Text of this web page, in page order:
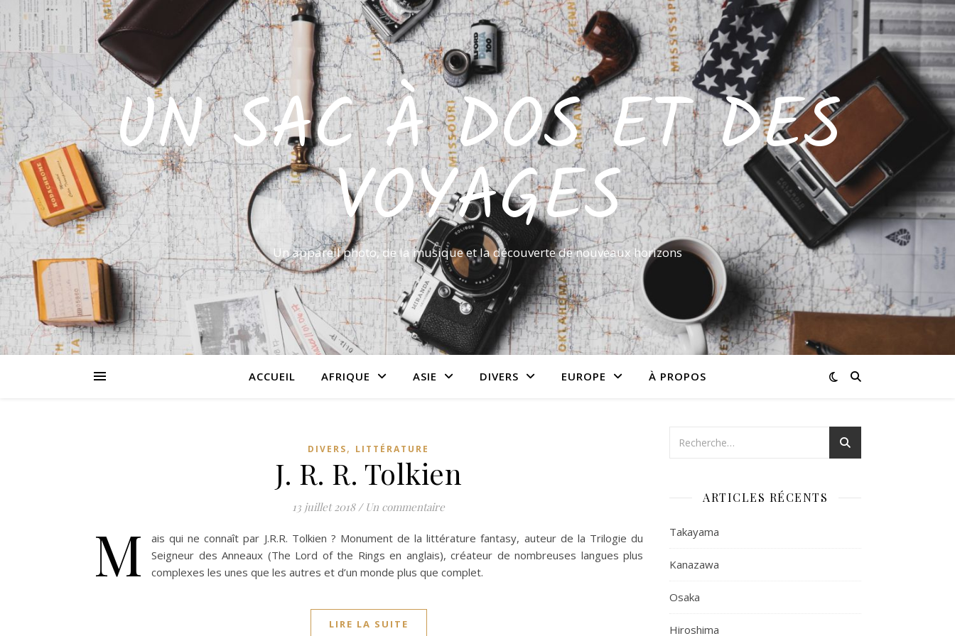
UN SAC À DOS ET DES
VOYAGES
Un appareil photo, de la musique et la découverte de nouveaux horizons
ACCUEIL AFRIQUE ASIE DIVERS EUROPE À PROPOS
DIVERS, LITTÉRATURE
J. R. R. Tolkien
13 juillet 2018 / Un commentaire
M
ais qui ne connaît par J.R.R. Tolkien ? Monument de la littérature fantasy, auteur de la Trilogie du
Seigneur des Anneaux (The Lord of the Rings en anglais), créateur de nombreuses langues plus
complexes les unes que les autres et d’un monde plus que complet.
LIRE LA SUITE
ARTICLES RÉCENTS
Takayama
Kanazawa
Osaka
Hiroshima